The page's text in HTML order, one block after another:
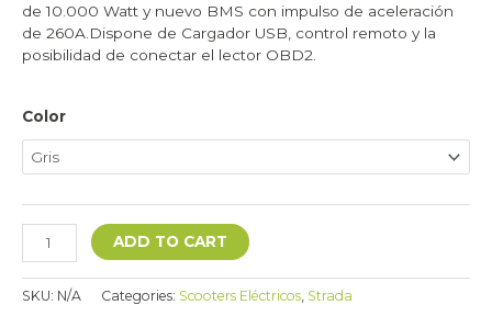
de 10.000 Watt y nuevo BMS con impulso de aceleración
de 260A.Dispone de Cargador USB, control remoto y la
posibilidad de conectar el lector OBD2.
Color
ADD TO CART
SKU: N/A Categories: Scooters Eléctricos Strada